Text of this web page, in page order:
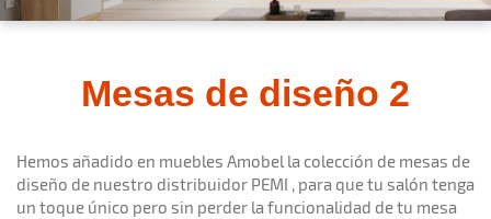
Mesas de diseño 2
Hemos añadido en muebles Amobel la colección de mesas de
diseño de nuestro distribuidor PEMI , para que tu salón tenga
un toque único pero sin perder la funcionalidad de tu mesa